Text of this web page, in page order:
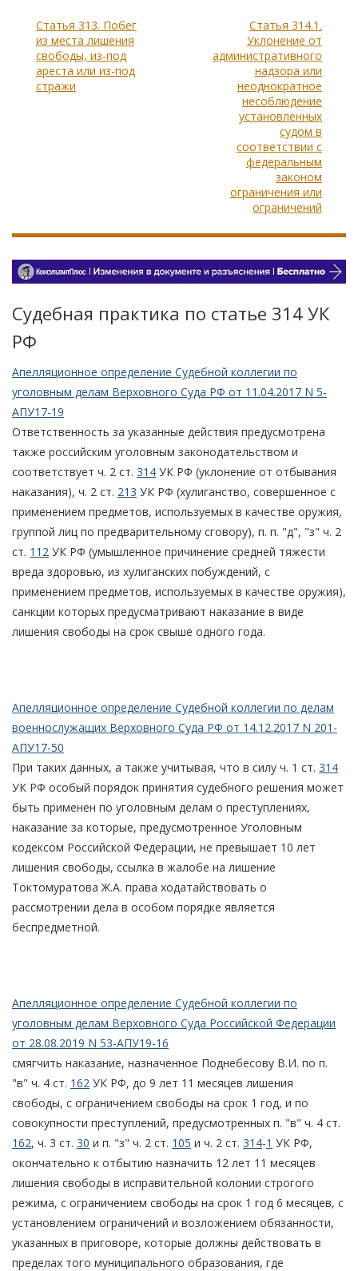
Статья 313. Побег
из места лишения
свободы, из-под
ареста или из-под
стражи
Статья 314.1.
Уклонение от
административного
надзора или
неоднократное
несоблюдение
установленных
судом в
соответствии с
федеральным
законом
ограничения или
ограничений
Судебная практика по статье 314 УК
РФ
Апелляционное определение Судебной коллегии по
уголовным делам Верховного Суда РФ от 11.04.2017 N 5-
АПУ17-19
Ответственность за указанные действия предусмотрена
также российским уголовным законодательством и
соответствует ч. 2 ст. 314 УК РФ (уклонение от отбывания
наказания), ч. 2 ст. 213 УК РФ (хулиганство, совершенное с
применением предметов, используемых в качестве оружия,
группой лиц по предварительному сговору), п. п. "д", "з" ч. 2
ст. 112 УК РФ (умышленное причинение средней тяжести
вреда здоровью, из хулиганских побуждений, с
применением предметов, используемых в качестве оружия),
санкции которых предусматривают наказание в виде
лишения свободы на срок свыше одного года.
Апелляционное определение Судебной коллегии по делам
военнослужащих Верховного Суда РФ от 14.12.2017 N 201-
АПУ17-50
При таких данных, а также учитывая, что в силу ч. 1 ст. 314
УК РФ особый порядок принятия судебного решения может
быть применен по уголовным делам о преступлениях,
наказание за которые, предусмотренное Уголовным
кодексом Российской Федерации, не превышает 10 лет
лишения свободы, ссылка в жалобе на лишение
Токтомуратова Ж.А. права ходатайствовать о
рассмотрении дела в особом порядке является
беспредметной.
Апелляционное определение Судебной коллегии по
уголовным делам Верховного Суда Российской Федерации
от 28.08.2019 N 53-АПУ19-16
смягчить наказание, назначенное Поднебесову В.И. по п.
"в" ч. 4 ст. 162 УК РФ, до 9 лет 11 месяцев лишения
свободы, с ограничением свободы на срок 1 год, и по
совокупности преступлений, предусмотренных п. "в" ч. 4 ст.
162, ч. 3 ст. 30 и п. "з" ч. 2 ст. 105 и ч. 2 ст. 314-1 УК РФ,
окончательно к отбытию назначить 12 лет 11 месяцев
лишения свободы в исправительной колонии строгого
режима, с ограничением свободы на срок 1 год 6 месяцев, с
установлением ограничений и возложением обязанности,
указанных в приговоре, которые должны действовать в
пределах того муниципального образования, где